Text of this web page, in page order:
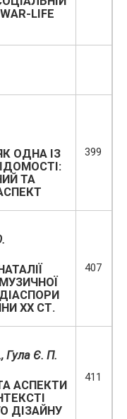
LIFE
ОДНА ІЗ
ТА
399
ХХ СТ.
407
Гула Є. П.
АСПЕКТИ
ДІЗАЙНУ
411